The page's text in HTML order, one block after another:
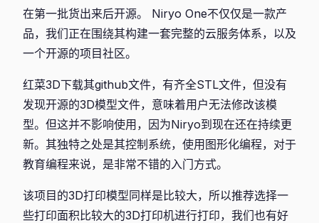
在第一批货出来后开源。 Niryo One不仅仅是一款产
品，我们正在围绕其构建一套完整的云服务体系，以及
一个开源的项目社区。
红菜3D下载其github文件，有齐全STL文件，但没有
发现开源的3D模型文件，意味着用户无法修改该模
型。但这并不影响使用，因为Niryo到现在还在持续更
新。其独特之处是其控制系统，使用图形化编程，对于
教育编程来说，是非常不错的入门方式。
该项目的3D打印模型同样是比较大，所以推荐选择一
些打印面积比较大的3D打印机进行打印，我们也有好